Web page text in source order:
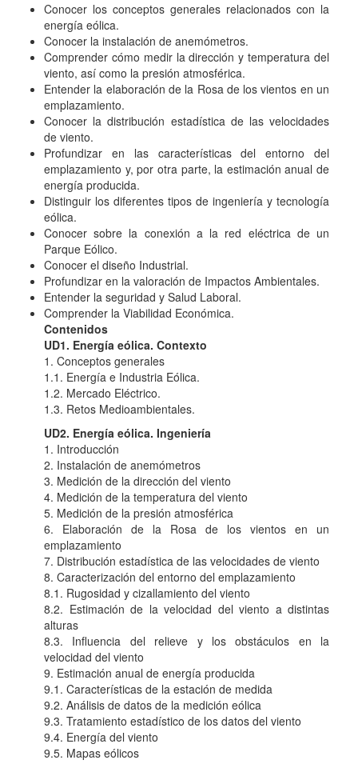
Conocer los conceptos generales relacionados con la
energía eólica.
Conocer la instalación de anemómetros.
Comprender cómo medir la dirección y temperatura del
viento, así como la presión atmosférica.
Entender la elaboración de la Rosa de los vientos en un
emplazamiento.
Conocer la distribución estadística de las velocidades
de viento.
Profundizar en las características del entorno del
emplazamiento y, por otra parte, la estimación anual de
energía producida.
Distinguir los diferentes tipos de ingeniería y tecnología
eólica.
Conocer sobre la conexión a la red eléctrica de un
Parque Eólico.
Conocer el diseño Industrial.
Profundizar en la valoración de Impactos Ambientales.
Entender la seguridad y Salud Laboral.
Comprender la Viabilidad Económica.
Contenidos
UD1. Energía eólica. Contexto
1. Conceptos generales
1.1. Energía e Industria Eólica.
1.2. Mercado Eléctrico.
1.3. Retos Medioambientales.
UD2. Energía eólica. Ingeniería
1. Introducción
2. Instalación de anemómetros
3. Medición de la dirección del viento
4. Medición de la temperatura del viento
5. Medición de la presión atmosférica
6. Elaboración de la Rosa de los vientos en un
emplazamiento
7. Distribución estadística de las velocidades de viento
8. Caracterización del entorno del emplazamiento
8.1. Rugosidad y cizallamiento del viento
8.2. Estimación de la velocidad del viento a distintas
alturas
8.3. Influencia del relieve y los obstáculos en la
velocidad del viento
9. Estimación anual de energía producida
9.1. Características de la estación de medida
9.2. Análisis de datos de la medición eólica
9.3. Tratamiento estadístico de los datos del viento
9.4. Energía del viento
9.5. Mapas eólicos